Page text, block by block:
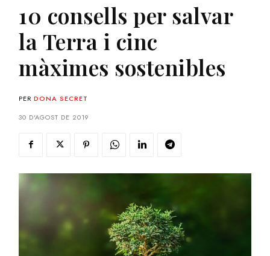
10 consells per salvar
la Terra i cinc
màximes sostenibles
PER DONA SECRET
30 D'AGOST DE 2019